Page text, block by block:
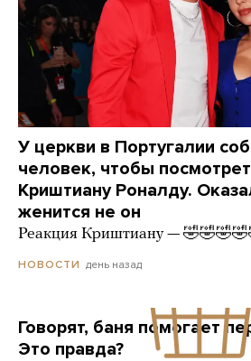
У церкви в Португалии
человек, чтобы
Криштиану Роналду.
женится не он
Реакция Криштиану —
НОВОСТИ день назад
Говорят, баня помогает
Это правда?